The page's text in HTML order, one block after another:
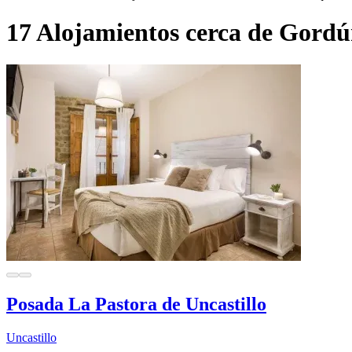
17 Alojamientos cerca de
Posada La Pastora de Uncastillo
Uncastillo